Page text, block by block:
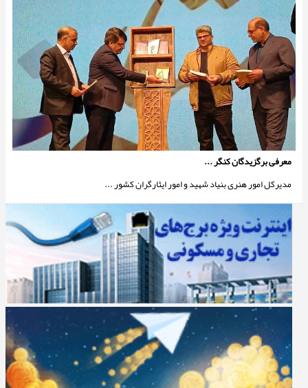
معرفی برگزیدگان کنگر ...
مدیرکل امور هنری بنیاد شهید و امور ایثارگران کشور ...